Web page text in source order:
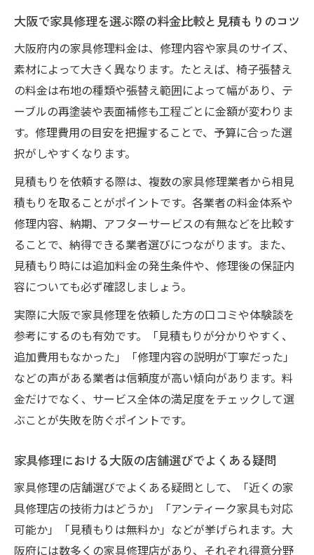
大阪で家具修理を選ぶ際の料金比較と見積もりのコツ
大阪府内の家具修理料金は、修理内容や家具のサイズ、
素材によって大きく異なります。たとえば、椅子張替え
の料金は布地の種類や張替え範囲によって幅があり、テ
ーブルの再塗装や表面補修も工程ごとに金額が変わりま
す。修理費用の目安を把握することで、予算に合った選
択がしやすくなります。
見積もりを依頼する際は、複数の家具修理業者から相見
積もりを取ることがポイントです。各業者の料金体系や
修理内容、納期、アフターサービスの有無などを比較す
ることで、納得できる業者選びにつながります。また、
見積もり時には追加料金の発生条件や、修理後の保証内
容についても必ず確認しましょう。
実際に大阪で家具修理を依頼した方の口コミや体験談を
参考にするのも有効です。「見積もりが分かりやすく、
追加費用もなかった」「修理内容の説明が丁寧だった」
などの声がある業者は信頼度が高い傾向があります。料
金だけでなく、サービス全体の満足度をチェックして選
ぶことが失敗を防ぐポイントです。
家具修理における大阪の店舗選びでよくある疑問
家具修理の店舗選びでよくある疑問として、「近くの家
具修理店の技術力はどうか」「アンティーク家具も対応
可能か」「見積もりは無料か」などが挙げられます。大
阪府には数多くの家具修理店があり、それぞれ得意分野